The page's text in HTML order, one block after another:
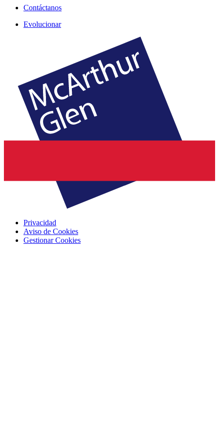
Contáctanos
Evolucionar
Privacidad
Aviso de Cookies
Gestionar Cookies